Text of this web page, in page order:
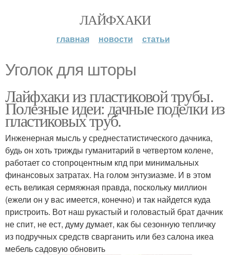
ЛАЙФХАКИ
главная новости статьи
Уголок для шторы
Лайфхаки из пластиковой трубы.
Полезные идеи: дачные поделки из
пластиковых труб.
Инженерная мысль у среднестатистического дачника,
будь он хоть трижды гуманитарий в четвертом колене,
работает со стопроцентным кпд при минимальных
финансовых затратах. На голом энтузиазме. И в этом
есть великая сермяжная правда, поскольку миллион
(ежели он у вас имеется, конечно) и так найдется куда
пристроить. Вот наш рукастый и головастый брат дачник
не спит, не ест, думу думает, как бы сезонную тепличку
из подручных средств сварганить или без салона икеа
мебель садовую обновить